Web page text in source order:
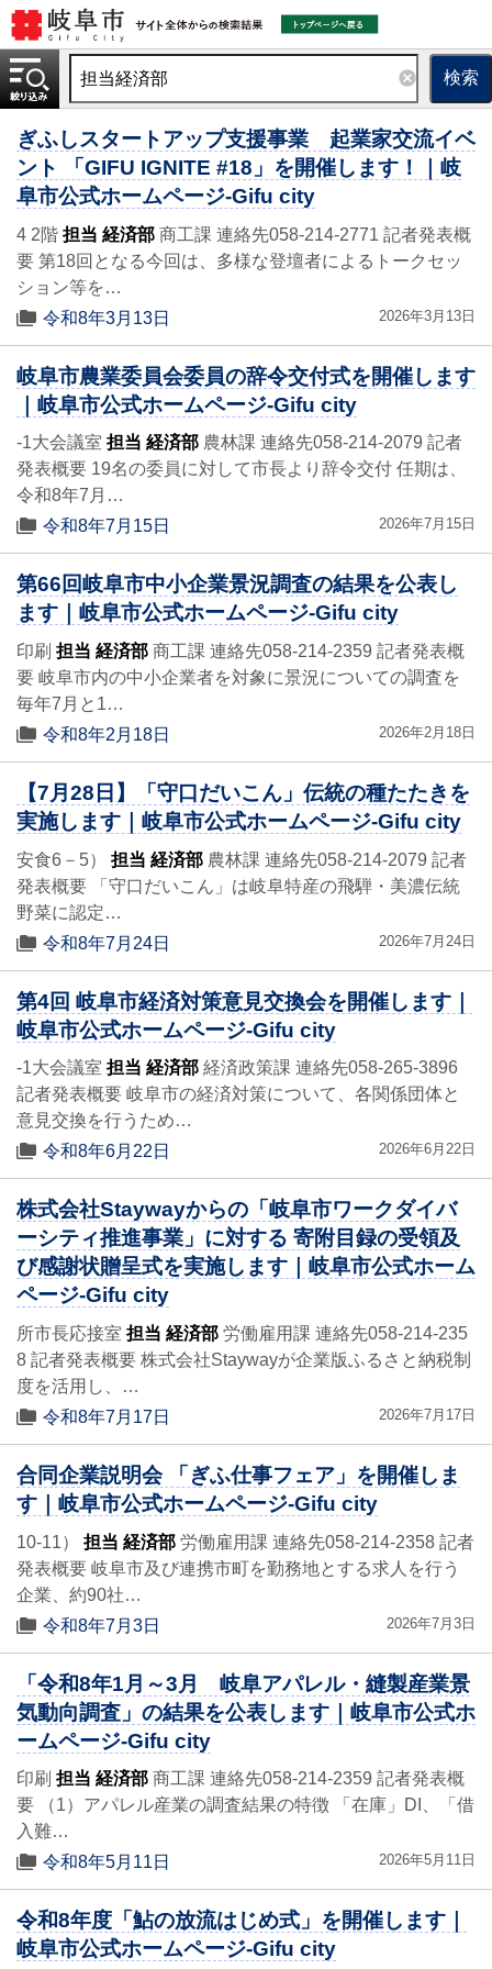
検索
ぎふしスタートアップ支援事業 起業家交流イベ
ント 「GIFU IGNITE #18」を開催します！｜岐
阜市公式ホームページ-Gifu city
4 2階 担当 経済部 商工課 連絡先058-214-2771 記者発表概
要 第18回となる今回は、多様な登壇者によるトークセッ
ション等を…
令和8年3月13日
2026年3月13日
岐阜市農業委員会委員の辞令交付式を開催します
｜岐阜市公式ホームページ-Gifu city
-1大会議室 担当 経済部 農林課 連絡先058-214-2079 記者
発表概要 19名の委員に対して市長より辞令交付 任期は、
令和8年7月…
令和8年7月15日
2026年7月15日
第66回岐阜市中小企業景況調査の結果を公表し
ます｜岐阜市公式ホームページ-Gifu city
印刷 担当 経済部 商工課 連絡先058-214-2359 記者発表概
要 岐阜市内の中小企業者を対象に景況についての調査を
毎年7月と1…
令和8年2月18日
2026年2月18日
【7月28日】「守口だいこん」伝統の種たたきを
実施します｜岐阜市公式ホームページ-Gifu city
安食6－5） 担当 経済部 農林課 連絡先058-214-2079 記者
発表概要 「守口だいこん」は岐阜特産の飛騨・美濃伝統
野菜に認定…
令和8年7月24日
2026年7月24日
第4回 岐阜市経済対策意見交換会を開催します｜
岐阜市公式ホームページ-Gifu city
-1大会議室 担当 経済部 経済政策課 連絡先058-265-3896
記者発表概要 岐阜市の経済対策について、各関係団体と
意見交換を行うため…
令和8年6月22日
2026年6月22日
株式会社Staywayからの「岐阜市ワークダイバ
ーシティ推進事業」に対する 寄附目録の受領及
び感謝状贈呈式を実施します｜岐阜市公式ホーム
ページ-Gifu city
所市長応接室 担当 経済部 労働雇用課 連絡先058-214-235
8 記者発表概要 株式会社Staywayが企業版ふるさと納税制
度を活用し、…
令和8年7月17日
2026年7月17日
合同企業説明会 「ぎふ仕事フェア」を開催しま
す｜岐阜市公式ホームページ-Gifu city
10-11） 担当 経済部 労働雇用課 連絡先058-214-2358 記者
発表概要 岐阜市及び連携市町を勤務地とする求人を行う
企業、約90社…
令和8年7月3日
2026年7月3日
「令和8年1月～3月 岐阜アパレル・縫製産業景
気動向調査」の結果を公表します｜岐阜市公式ホ
ームページ-Gifu city
印刷 担当 経済部 商工課 連絡先058-214-2359 記者発表概
要 （1）アパレル産業の調査結果の特徴 「在庫」DI、「借
入難…
令和8年5月11日
2026年5月11日
令和8年度「鮎の放流はじめ式」を開催します｜
岐阜市公式ホームページ-Gifu city